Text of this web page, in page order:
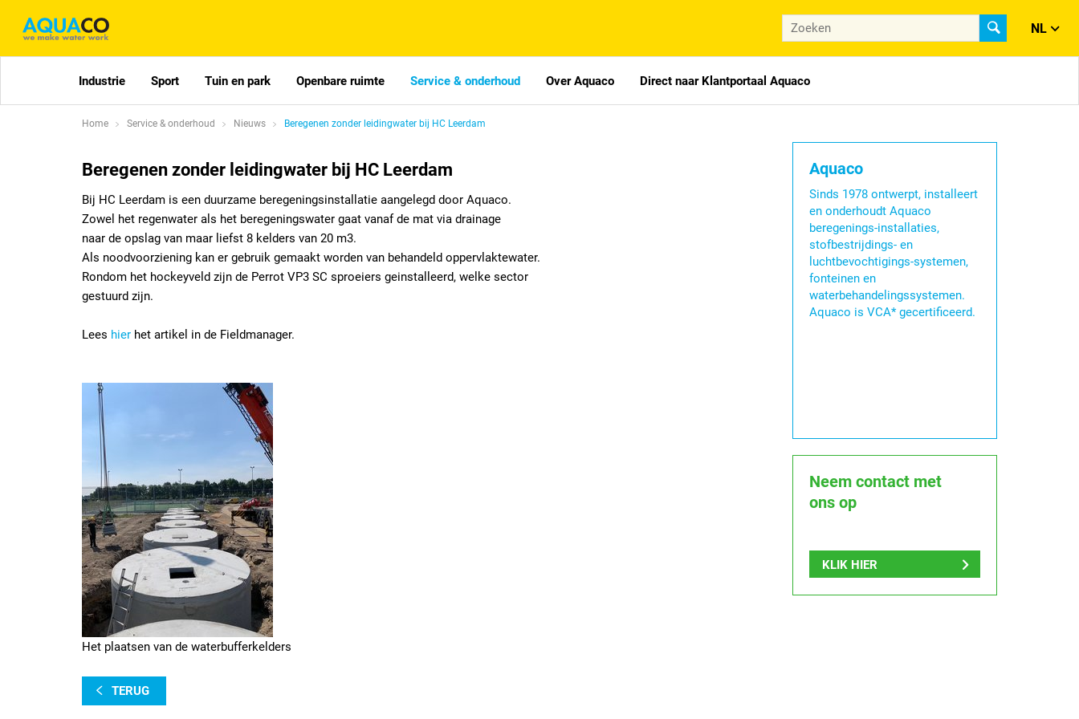
NL
Industrie Sport Tuin en park Openbare ruimte Service & onderhoud Over Aquaco Direct naar Klantportaal Aquaco
Home Service & onderhoud Nieuws Beregenen zonder leidingwater bij HC Leerdam
Beregenen zonder leidingwater bij HC Leerdam
Bij HC Leerdam is een duurzame beregeningsinstallatie aangelegd door Aquaco.
Zowel het regenwater als het beregeningswater gaat vanaf de mat via drainage
naar de opslag van maar liefst 8 kelders van 20 m3.
Als noodvoorziening kan er gebruik gemaakt worden van behandeld oppervlaktewater.
Rondom het hockeyveld zijn de Perrot VP3 SC sproeiers geinstalleerd, welke sector
gestuurd zijn.
Lees hier het artikel in de Fieldmanager.
Het plaatsen van de waterbufferkelders
TERUG
Aquaco
Sinds 1978 ontwerpt, installeert
en onderhoudt Aquaco
beregenings-installaties,
stofbestrijdings- en
luchtbevochtigings-systemen,
fonteinen en
waterbehandelingssystemen.
Aquaco is VCA* gecertificeerd.
Neem contact met
ons op
KLIK HIER